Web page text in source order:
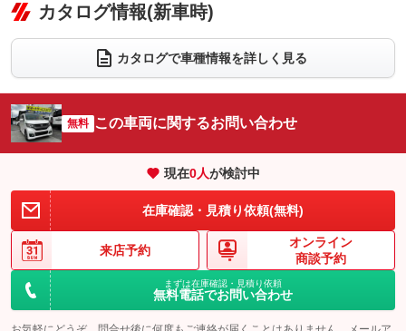
リフトアップ
：装備なし
ダウンヒルアシストコントロール
パワーウィンドウ
：装備あり ：装備なし
アイドリングストップ
：装備あり
USB入力端子
：装備なし Bluetooth接続
クリーンディーゼル
：装備なし
センターデフロック
：装備なし
レンタカーアップ
：装備なし 展示・試乗車
：装備なし
電動格納ミラー
：装備あり
ビジュアル：-／DVD再生
：装備あり
革シート
：装備なし ハーフレザーシート
：装備なし
キーレス
：装備あり ：装備なし
HID(キセノンライト)
：装備なし
ETC
：装備あり
エアロ
：装備なし スマートキー
：装備あり
ローダウン
：装備なし ランフラットタイヤ
：装備なし
：装備なし ：装備なし
ベンチシート
：装備あり フルフラットシート
：装備なし
カタログ情報(新車時)
カタログで車種情報を詳しく見る
無料 この車両に関するお問い合わせ
現在0人が検討中
在庫確認・見積り依頼(無料)
来店予約
オンライン
商談予約
まずは在庫確認・見積り依頼
無料電話でお問い合わせ